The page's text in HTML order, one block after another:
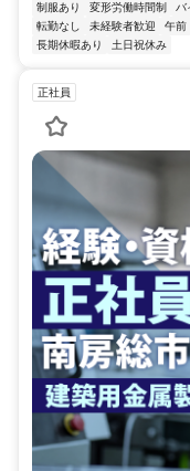
制服あり 変形労働時間制 バ
転勤なし
未経験者歓迎 午前
長期休暇あり
土日祝休み
正社員